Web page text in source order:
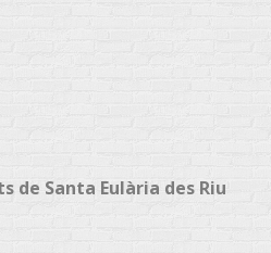
de Santa Eulària des Riu